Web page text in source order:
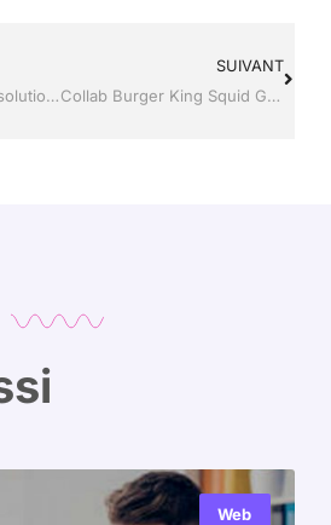
Smart switch avis : la solution est-elle fiable pour vos données ?
SUIVANT
Collab Burger King Squid Game : les objets collectors de la saison 2
Web